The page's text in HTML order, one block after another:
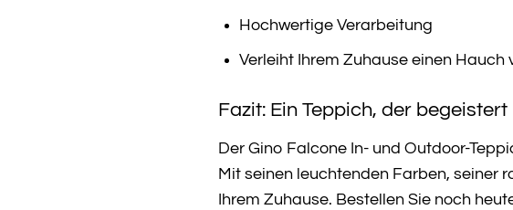
Hochwertige Verarbeitung
Verleiht Ihrem Zuhause einen Hauch
Fazit: Ein Teppich, der begeistert
Der Gino Falcone In- und Outdoor-
Mit seinen leuchtenden Farben, seiner
Ihrem Zuhause. Bestellen Sie noch